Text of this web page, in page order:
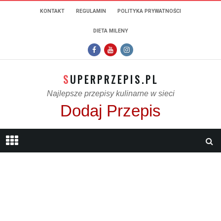
KONTAKT REGULAMIN POLITYKA PRYWATNOŚCI
DIETA MILENY
SUPERPRZEPIS.PL
Najlepsze przepisy kulinarne w sieci
Dodaj Przepis